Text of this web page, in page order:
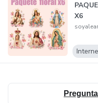
Si yo pude hacerlo, tú
Bienvenida(o) a esta
decidieron convertir sus
X6